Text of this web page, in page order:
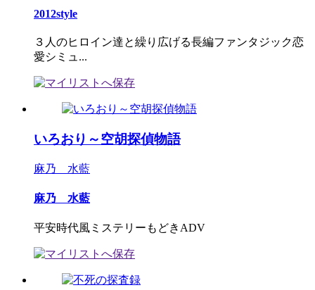
2012style
３人のヒロイン達と繰り広げる長編ファンタジック恋
愛シミュ...
いろおり～空胡探偵物語
麻乃 水藍
麻乃 水藍
平安時代風ミステリーもどきADV